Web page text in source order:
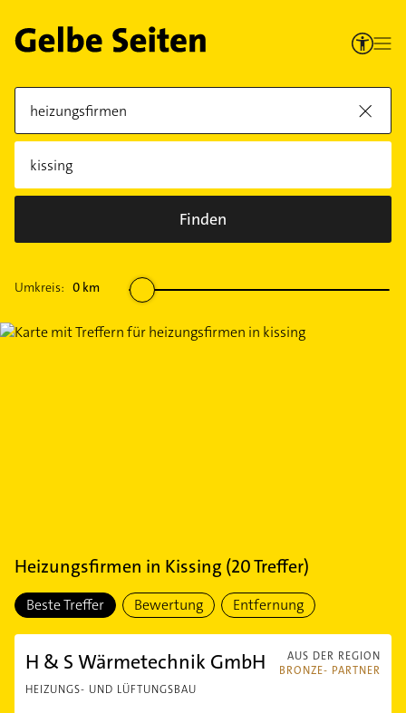
Finden
Umkreis: 0 km
Heizungsfirmen in Kissing (20Treffer)
Beste Treffer Bewertung Entfernung
AUS DER REGION
BRONZE- PARTNER
H & S Wärmetechnik GmbH
HEIZUNGS- UND LÜFTUNGSBAU